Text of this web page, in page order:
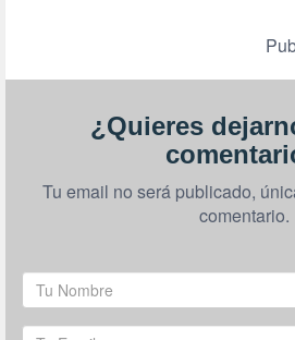
¿Quieres
Tu email no será publicado,
comentario.